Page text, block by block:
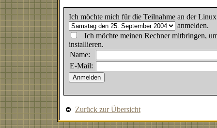
Ich möchte mich für die Teilnahme an der
anmelden.
Ich möchte meinen Rechner mitbringen,
installieren.
Name:
E-Mail:
Zurück zur Übersicht